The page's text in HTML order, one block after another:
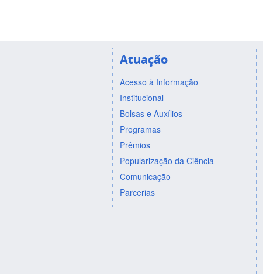
Atuação
Acesso à Informação
Institucional
Bolsas e Auxílios
Programas
Prêmios
Popularização da Ciência
Comunicação
Parcerias